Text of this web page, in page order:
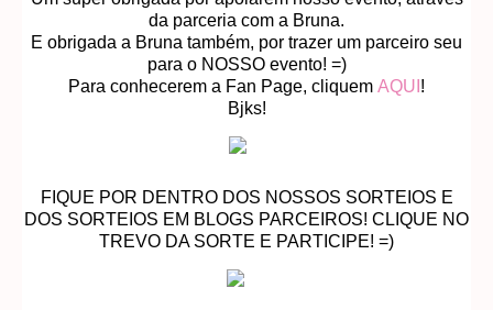
da parceria com a Bruna.
E obrigada a Bruna também, por trazer um parceiro seu
para o NOSSO evento! =)
Para conhecerem a Fan Page, cliquem AQUI !
Bjks!
FIQUE POR DENTRO DOS NOSSOS SORTEIOS E
DOS SORTEIOS EM BLOGS PARCEIROS! CLIQUE NO
TREVO DA SORTE E PARTICIPE! =)